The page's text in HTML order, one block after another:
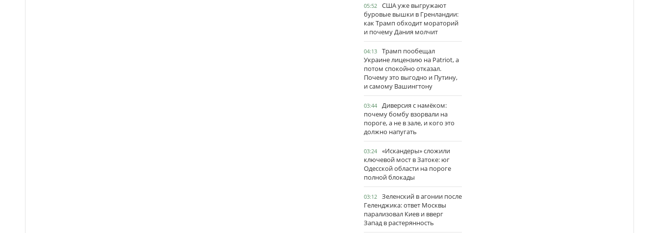
05:52
США уже выгружают
буровые вышки в Гренландии:
как Трамп обходит мораторий
и почему Дания молчит
04:13
Трамп пообещал
Украине лицензию на Patriot, а
потом спокойно отказал.
Почему это выгодно и Путину,
и самому Вашингтону
03:44
Диверсия с намёком:
почему бомбу взорвали на
пороге, а не в зале, и кого это
должно напугать
03:24
«Искандеры» сложили
ключевой мост в Затоке: юг
Одесской области на пороге
полной блокады
03:12
Зеленский в агонии после
Геленджика: ответ Москвы
парализовал Киев и вверг
Запад в растерянность